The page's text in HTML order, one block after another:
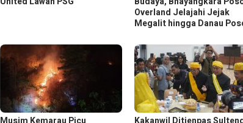
Overland Jelajahi Jejak
Megalit hingga Danau